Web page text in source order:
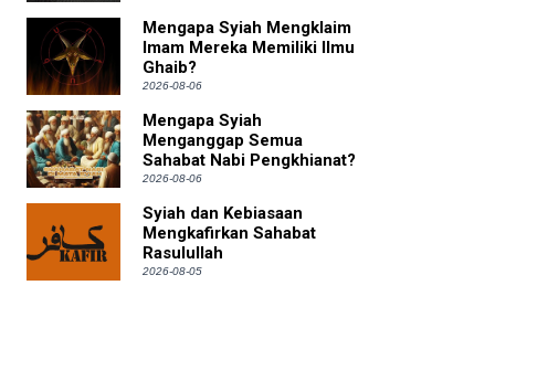
Mengapa Syiah Mengklaim
Imam Mereka Memiliki Ilmu
Ghaib?
2026-08-06
Mengapa Syiah
Menganggap Semua
Sahabat Nabi Pengkhianat?
2026-08-06
Syiah dan Kebiasaan
Mengkafirkan Sahabat
Rasulullah
2026-08-05